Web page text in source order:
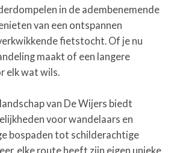
in de adembenemende
van een ontspannen
fietstocht. Of je nu
maakt of een langere
elk wat wils.
van De Wijers biedt
voor wandelaars en
bospaden tot schilderachtige
elke route heeft zijn eigen unieke